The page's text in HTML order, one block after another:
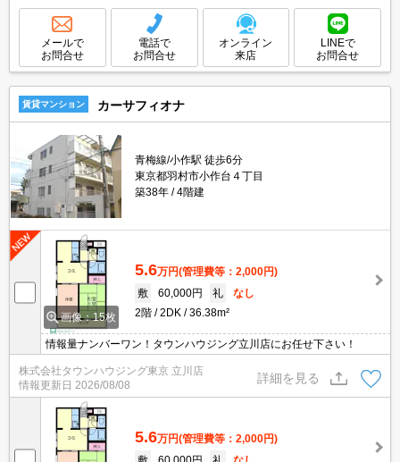
き。温水洗浄便座付き。浴室乾燥機付。エアコン付き。独立洗面台。敷地
内防犯カメラ設置。フローリング。
メールで
お問合せ
電話で
お問合せ
オンライン
来店
LINEで
お問合せ
賃貸マンション カーサフィオナ
青梅線/小作駅 徒歩6分
東京都羽村市小作台４丁目
築38年
4階建
画像：15枚
5.6万円(管理費等：2,000円)
敷
60,000円 礼
なし
2階
2DK 36.38m²
情報量ナンバーワン！タウンハウジング立川店にお任せ下さい！
株式会社タウンハウジング東京 立川店
情報更新日 2026/08/08
詳細を見る
5.6万円(管理費等：2,000円)
敷
60,000円 礼
なし